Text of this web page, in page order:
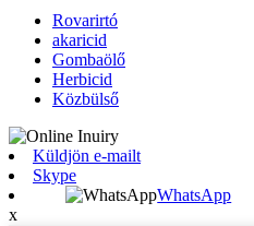
Rovarirtó
akaricid
Gombaölő
Herbicid
Közbülső
Küldjön e-mailt
Skype
WhatsApp
x